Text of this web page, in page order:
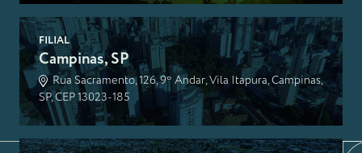
FILIAL
Campinas, SP
Rua Sacramento, 126, 9º Andar, Vila Itapura, Campinas,
SP, CEP 13023-185